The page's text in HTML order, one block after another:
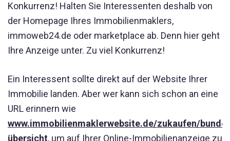
Konkurrenz! Halten Sie Interessenten deshalb von
der Homepage Ihres Immobilienmaklers,
immoweb24.de oder marketplace ab. Denn hier geht
Ihre Anzeige unter. Zu viel Konkurrenz!
Ein Interessent sollte direkt auf der Website Ihrer
Immobilie landen. Aber wer kann sich schon an eine
URL erinnern wie
www.immobilienmaklerwebsite.de/zukaufen/
übersicht, um auf Ihrer Online-Immobilienanzeige zu